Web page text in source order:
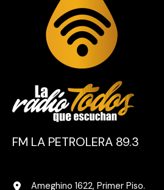
FM LA PETROLERA 89.3
Ameghino 1622, Primer Piso.